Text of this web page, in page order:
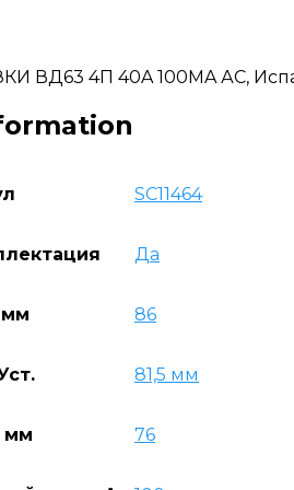
ВД63 4П 40A 100MA АС,
SC11464
Да
мм 86
81,5 мм
мм 76